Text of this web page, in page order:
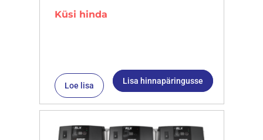
Küsi hinda
Loe lisa Lisa hinnapäringusse